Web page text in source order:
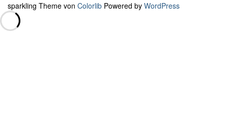
sparkling Theme von Colorlib Powered by WordPress